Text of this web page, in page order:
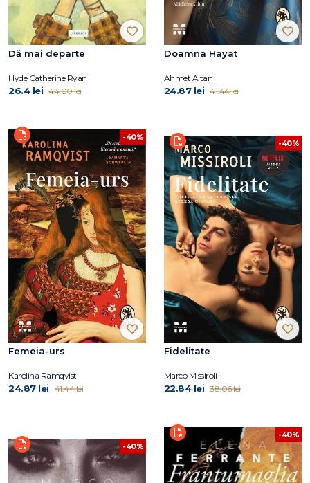
Dă mai departe
Hyde Catherine Ryan
26.4 lei 44.00 lei
Doamna Hayat
Ahmet Altan
24.87 lei 41.44 lei
-40%
Femeia-urs
Karolina Ramqvist
24.87 lei 41.44 lei
-40%
Fidelitate
Marco Missiroli
22.84 lei 38.06 lei
-40%
-40%